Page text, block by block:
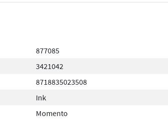
877085
3421042
8718835023508
Ink
Momento